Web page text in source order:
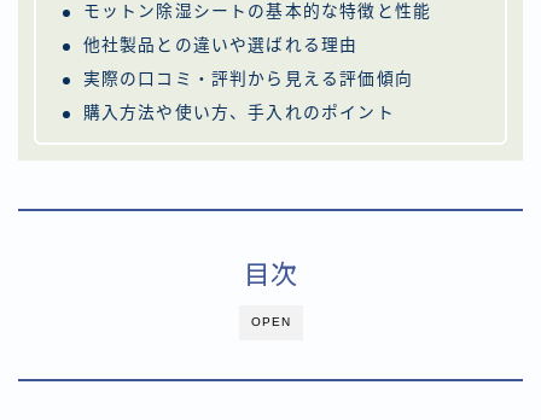
モットン除湿シートの基本的な特徴と性能
他社製品との違いや選ばれる理由
実際の口コミ・評判から見える評価傾向
購入方法や使い方、手入れのポイント
OPEN
目次